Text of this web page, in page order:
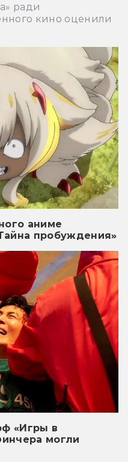
ради
кино оценили
аниме
пробуждения»
«Игры в
могли